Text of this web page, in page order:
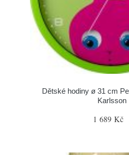
Dětské hodiny ø 31 cm
Karlsson
1 689 Kč